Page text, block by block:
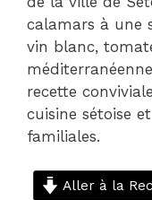
calamars à une
vin blanc,
recette
cuisine sétoise
familiales.
Aller à la